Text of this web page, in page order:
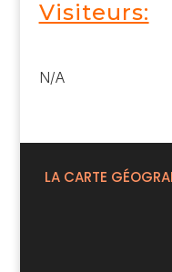
Visiteurs:
N/A
LA CARTE